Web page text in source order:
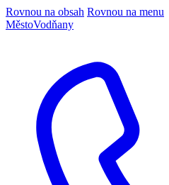
Rovnou na obsah Rovnou na menu
MěstoVodňany